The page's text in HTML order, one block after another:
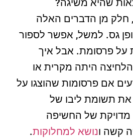
שהיא משיגה?
חלק מן הדברים האלה
גס. למשל, אפשר לספור
על פרסומת. אבל איך
היתה מקרית או
אם פרסומות שהוצגו על
תשומת ליבו של
של החשיפה
קשה ונושא למחלוקות.